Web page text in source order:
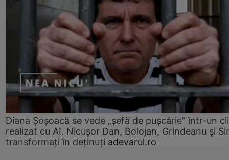
Diana Șoșoacă se vede „șefă de pușcărie” într-un
realizat cu AI. Nicușor Dan, Bolojan, Grindeanu și
transformați în deținuți adevarul.ro